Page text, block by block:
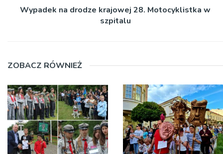
Wypadek na drodze krajowej 28. Motocyklistka w
szpitalu
ZOBACZ RÓWNIEŻ